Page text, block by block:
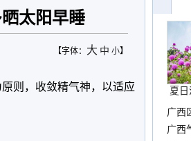
太阳早睡
【字体： 大 中 小】
则，收敛精气神，以适应
夏
广西
晴热
广西